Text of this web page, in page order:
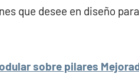
que desee en diseño
sobre pilares